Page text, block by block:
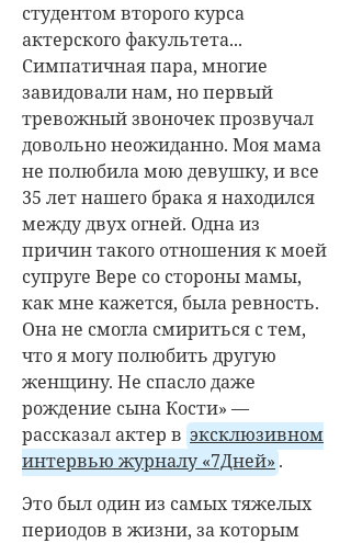
студентом второго курса
актерского факультета...
Симпатичная пара, многие
завидовали нам, но первый
тревожный звоночек прозвучал
довольно неожиданно. Моя мама
не полюбила мою девушку, и все
35 лет нашего брака я находился
между двух огней. Одна из
причин такого отношения к моей
супруге Вере со стороны мамы,
как мне кажется, была ревность.
Она не смогла смириться с тем,
что я могу полюбить другую
женщину. Не спасло даже
рождение сына Кости» —
рассказал актер в эксклюзивном
интервью журналу «7Дней» .
Это был один из самых тяжелых
периодов в жизни, за которым